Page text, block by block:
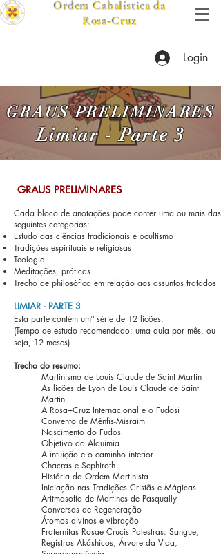
Ordem Cabalística da
Rosa-Cruz
Login
GRAUS PRELIMINARES
Limiar -Parte 3
​ GRAUS PRELIMINARES
Cada bloco de anotações pode conter uma ou mais das
seguintes categorias:
Estudo das ciências tradicionais e ocultismo
Tradições espirituais e religiosas
Teologia
Meditações, práticas
Trecho de philosófica em relação aos assuntos tratados
LIMIAR - PARTE 3
Esta parte contém umª série de 12 lições.
(Tempo de estudo recomendado: uma aula por mês, ou
seja, 12 meses)
Trecho do resumo:
Martinismo de Louis Claude de Saint Martin
As lições de Lyon de Louis Claude de Saint
Martin
A Rosa+Cruz Internacional e o Fudosi
Convento de Mênfis-Misraim
Nascimento do Fudosi
Objetivo da Alquimia
A intuição e o caminho interior
Chacras e Sephiroth
História da Ordem Martinista
Iniciação nas Tradições Cristãs e Mágicas
Aritmasofia de Martines de Pasqually
Conversas de Regeneração
Átomos divinos e vibração
Fraternitas Rosae Crucis Palestras: Sangue,
Registros Akáshicos, Árvore da Vida,